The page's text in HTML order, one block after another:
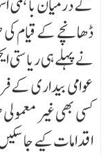
ڈھانچے کے قیام
نے پہلے ہی ریاستی
عوامی بیداری کے
کسی بھی غیر
اقدامات کیے جا